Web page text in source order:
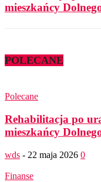
mieszkańcy
POLECANE
Polecane
Rehabilitacja po
mieszkańcy
wds - 22 maja 2026 0
Finanse